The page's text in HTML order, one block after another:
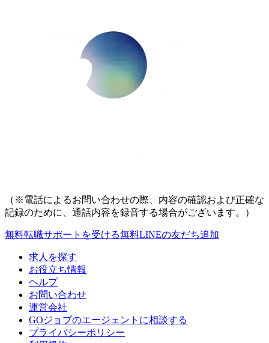
（※電話によるお問い合わせの際、内容の確認および正確な
記録のために、通話内容を録音する場合がございます。）
無料転職サポートを受ける無料LINEの友だち追加
求人を探す
お役立ち情報
ヘルプ
お問い合わせ
運営会社
GOジョブのエージェントに相談する
プライバシーポリシー